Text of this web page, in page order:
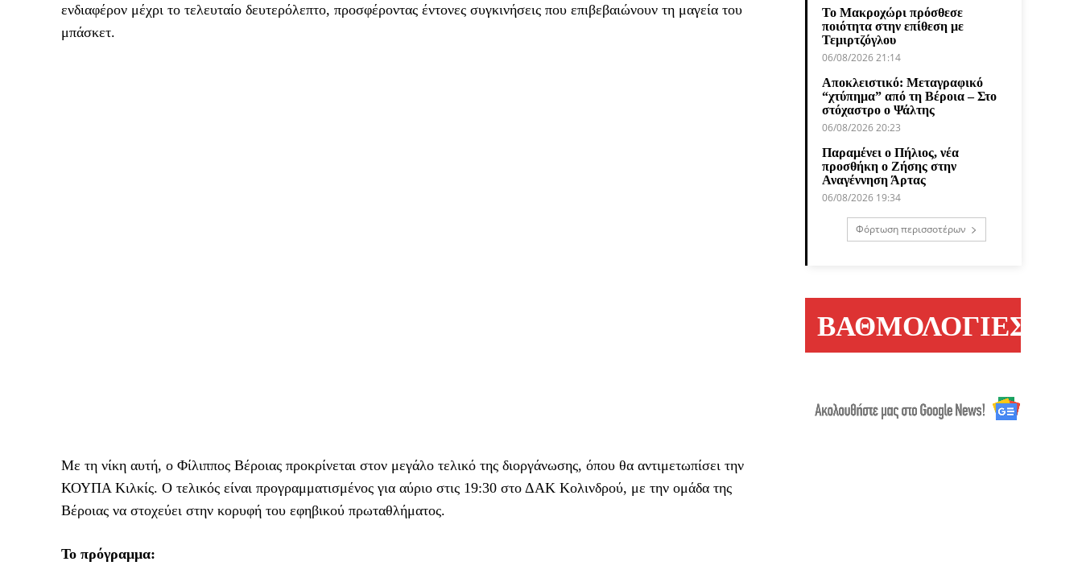
ενδιαφέρον μέχρι το τελευταίο δευτερόλεπτο, προσφέροντας έντονες συγκινήσεις που επιβεβαιώνουν τη μαγεία του
μπάσκετ.
Με τη νίκη αυτή, ο Φίλιππος Βέροιας προκρίνεται στον μεγάλο τελικό της διοργάνωσης, όπου θα αντιμετωπίσει την
ΚΟΥΠΑ Κιλκίς. Ο τελικός είναι προγραμματισμένος για αύριο στις 19:30 στο ΔΑΚ Κολινδρού, με την ομάδα της
Βέροιας να στοχεύει στην κορυφή του εφηβικού πρωταθλήματος.
Το πρόγραμμα:
Το Μακροχώρι πρόσθεσε
ποιότητα στην επίθεση με
Τεμιρτζόγλου
06/08/2026 21:14
Αποκλειστικό: Μεταγραφικό
“χτύπημα” από τη Βέροια – Στο
στόχαστρο ο Ψάλτης
06/08/2026 20:23
Παραμένει ο Πήλιος, νέα
προσθήκη ο Ζήσης στην
Αναγέννηση Άρτας
06/08/2026 19:34
Φόρτωση περισσοτέρων
ΒΑΘΜΟΛΟΓΙΕΣ